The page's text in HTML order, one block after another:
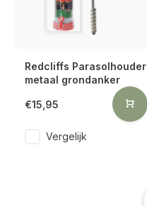
Redcliffs Parasolhouder
metaal grondanker
€15,95
Vergelijk